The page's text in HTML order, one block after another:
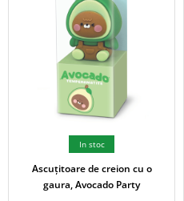
In stoc
Ascuțitoare de creion cu o
gaura, Avocado Party